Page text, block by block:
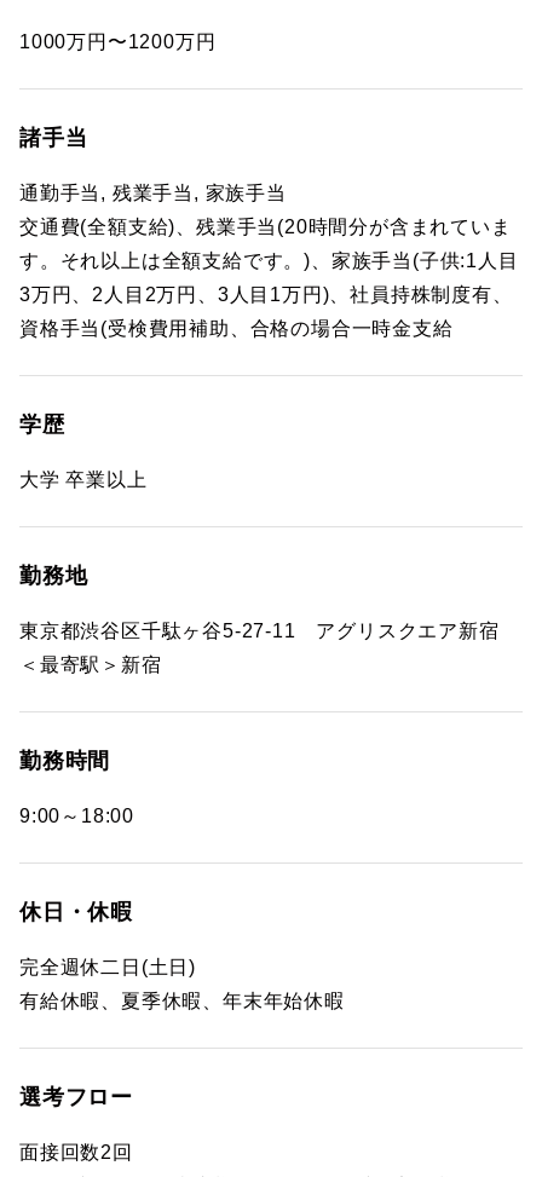
1000万円〜1200万円
諸手当
通勤手当, 残業手当, 家族手当
交通費(全額支給)、残業手当(20時間分が含まれていま
す。それ以上は全額支給です。)、家族手当(子供:1人目
3万円、2人目2万円、3人目1万円)、社員持株制度有、
資格手当(受検費用補助、合格の場合一時金支給
学歴
大学 卒業以上
勤務地
東京都渋谷区千駄ヶ谷5-27-11 アグリスクエア新宿
＜最寄駅＞新宿
勤務時間
9:00～18:00
休日・休暇
完全週休二日(土日)
有給休暇、夏季休暇、年末年始休暇
選考フロー
面接回数2回